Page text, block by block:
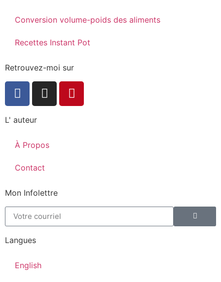
Conversion volume-poids des aliments
Recettes Instant Pot
Retrouvez-moi sur
L' auteur
À Propos
Contact
Mon Infolettre
Langues
English